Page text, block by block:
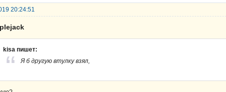
20:24:51
kisa пишет:
Я б другую втулку взял,